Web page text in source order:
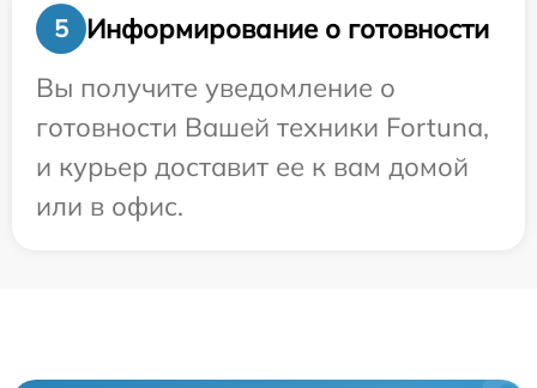
5
Информирование о готовности
Вы получите уведомление о
готовности Вашей техники Fortuna,
и курьер доставит ее к вам домой
или в офис.